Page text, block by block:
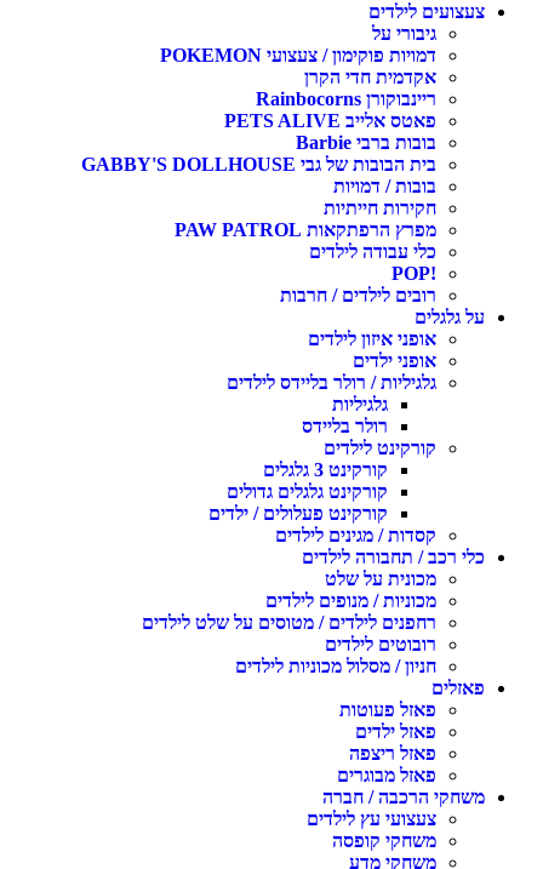
צעצועים לילדים
גיבורי על
דמויות פוקימון / צעצועי POKEMON
אקדמית חדי הקרן
ריינבוקורן Rainbocorns
פאטס אלייב PETS ALIVE
בובות ברבי Barbie
בית הבובות של גבי GABBY'S DOLLHOUSE
בובות / דמויות
חקירות חייתיות
מפרץ הרפתקאות PAW PATROL
כלי עבודה לילדים
!POP
רובים לילדים / חרבות
על גלגלים
אופני איזון לילדים
אופני ילדים
גלגיליות / רולר בליידס לילדים
גלגיליות
רולר בליידס
קורקינט לילדים
קורקינט 3 גלגלים
קורקינט גלגלים גדולים
קורקינט פעלולים / ילדים
קסדות / מגינים לילדים
כלי רכב / תחבורה לילדים
מכונית על שלט
מכוניות / מנופים לילדים
רחפנים לילדים / מטוסים על שלט לילדים
רובוטים לילדים
חניון / מסלול מכוניות לילדים
פאזלים
פאזל פעוטות
פאזל ילדים
פאזל ריצפה
פאזל מבוגרים
משחקי הרכבה / חברה
צעצועי עץ לילדים
משחקי קופסה
משחקי מדע